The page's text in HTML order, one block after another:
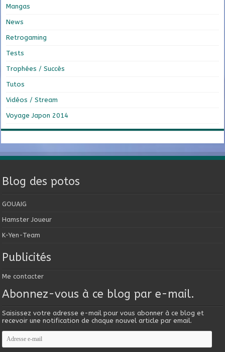
Mangas
News
Retrogaming
Tests
Trophées / Succès
Tutos
Vidéos / Stream
Voyage Japon 2014
Blog des potos
GOUAIG
Hamster Joueur
K-Yen-Team
Publicités
Me contacter
Abonnez-vous à ce blog par e-mail.
Saisissez votre adresse e-mail pour vous abonner à ce blog et
recevoir une notification de chaque nouvel article par email.
Adresse
e-
mail